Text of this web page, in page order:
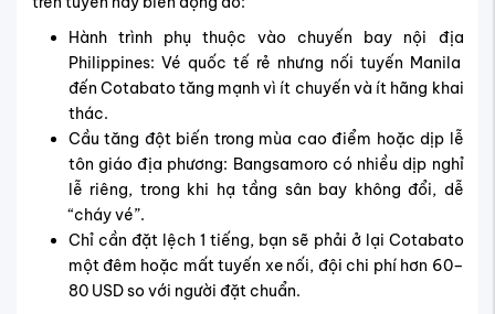
Hành trình phụ thuộc vào chuyến bay nội địa
Philippines: Vé quốc tế rẻ nhưng nối tuyến Manila
đến Cotabato tăng mạnh vì ít chuyến và ít hãng khai
thác.
Cầu tăng đột biến trong mùa cao điểm hoặc dịp lễ
tôn giáo địa phương: Bangsamoro có nhiều dịp nghỉ
lễ riêng, trong khi hạ tầng sân bay không đổi, dễ
“cháy vé”.
Chỉ cần đặt lệch 1 tiếng, bạn sẽ phải ở lại Cotabato
một đêm hoặc mất tuyến xe nối, đội chi phí hơn 60–
80 USD so với người đặt chuẩn.